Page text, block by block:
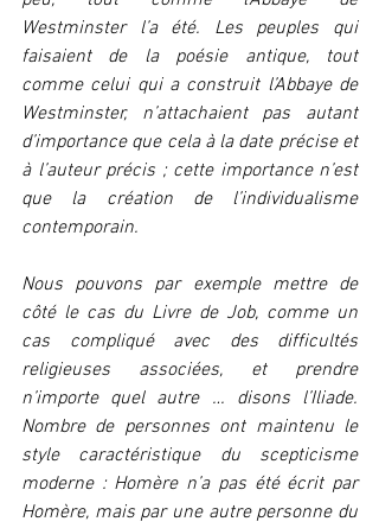
Westminster l’a été. Les peuples qui
faisaient de la poésie antique, tout
comme celui qui a construit l’Abbaye de
Westminster, n’attachaient pas autant
d’importance que cela à la date précise et
à l’auteur précis ; cette importance n’est
que la création de l’individualisme
contemporain.
Nous pouvons par exemple mettre de
côté le cas du Livre de Job, comme un
cas compliqué avec des difficultés
religieuses associées, et prendre
n’importe quel autre … disons l’Iliade.
Nombre de personnes ont maintenu le
style caractéristique du scepticisme
moderne : Homère n’a pas été écrit par
Homère, mais par une autre personne du